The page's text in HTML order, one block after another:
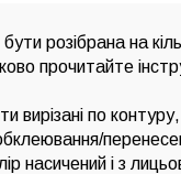
розібрана на
прочитайте
вирізані по
насичений і з